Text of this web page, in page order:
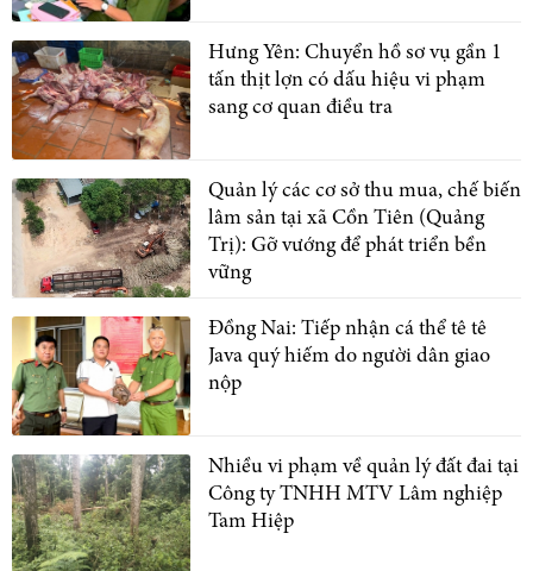
Hưng Yên: Chuyển hồ sơ vụ gần 1
tấn thịt lợn có dấu hiệu vi phạm
sang cơ quan điều tra
Quản lý các cơ sở thu mua, chế biến
lâm sản tại xã Cồn Tiên (Quảng
Trị): Gỡ vướng để phát triển bền
vững
Đồng Nai: Tiếp nhận cá thể tê tê
Java quý hiếm do người dân giao
nộp
Nhiều vi phạm về quản lý đất đai tại
Công ty TNHH MTV Lâm nghiệp
Tam Hiệp